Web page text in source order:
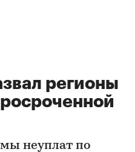
регионы
неуплат по